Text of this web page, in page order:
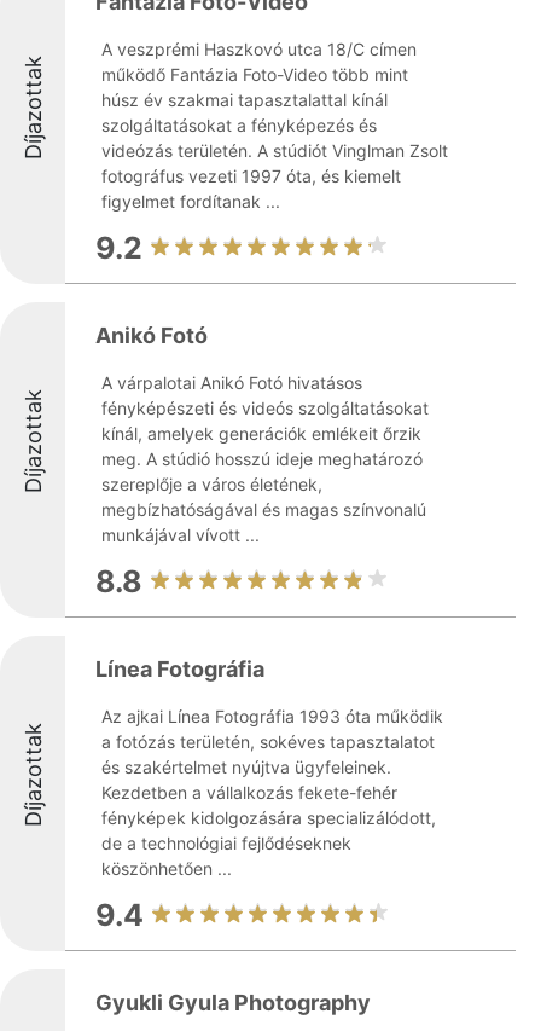
Díjazottak
A veszprémi Haszkovó utca 18/C címen
működő Fantázia Foto-Video több mint
húsz év szakmai tapasztalattal kínál
szolgáltatásokat a fényképezés és
videózás területén. A stúdiót Vinglman Zsolt
fotográfus vezeti 1997 óta, és kiemelt
figyelmet fordítanak ...
9.2
Díjazottak
Anikó Fotó
A várpalotai Anikó Fotó hivatásos
fényképészeti és videós szolgáltatásokat
kínál, amelyek generációk emlékeit őrzik
meg. A stúdió hosszú ideje meghatározó
szereplője a város életének,
megbízhatóságával és magas színvonalú
munkájával vívott ...
8.8
Díjazottak
Línea Fotográfia
Az ajkai Línea Fotográfia 1993 óta működik
a fotózás területén, sokéves tapasztalatot
és szakértelmet nyújtva ügyfeleinek.
Kezdetben a vállalkozás fekete-fehér
fényképek kidolgozására specializálódott,
de a technológiai fejlődéseknek
köszönhetően ...
9.4
Gyukli Gyula Photography